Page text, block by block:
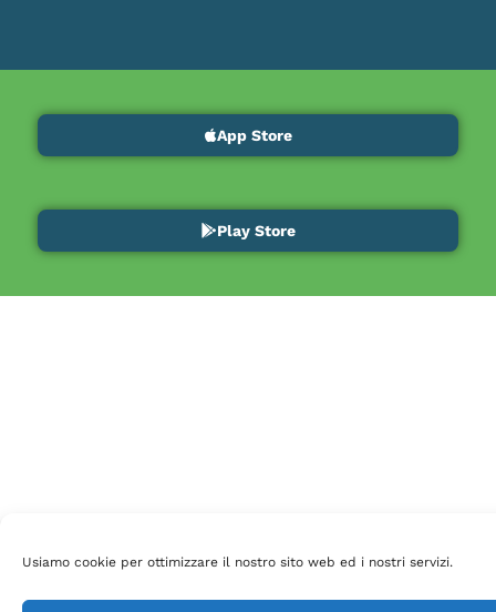
Usiamo cookie per ottimizzare il nostro sito web ed i nostri servizi.
App Store
Play Store